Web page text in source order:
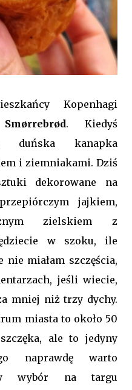
Kopenhagi
Smørrebrød. Kiedyś
duńska kanapka
i ziemniakami. Dziś
dekorowane na
jajkiem,
zielskiem z
w szoku, ile
miałam szczęścia,
jeśli wiecie,
mniej niż trzy dychy.
miasta to około 50
ale to jedyny
naprawdę warto
wybór na targu